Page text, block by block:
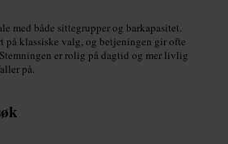
med både sittegrupper og barkapasitet.
på klassiske valg, og betjeningen gir ofte
er rolig på dagtid og mer livlig
på.